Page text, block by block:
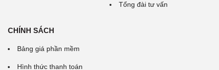
Tổng đài tư vấn
CHÍNH SÁCH
Bảng giá phần mềm
Hình thức thanh toán